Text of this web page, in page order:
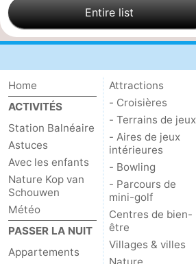
manger
Pratiques
Forum
Route
-
Stationnement
Adresses
Médicales
Région
Hollande-
Méridionale
-
Leiden
Bollenstreek
Entire list
Home
ACTIVITÉS
Station Balnéaire
Astuces
Avec les enfants
Nature Kop van
Schouwen
Météo
PASSER LA NUIT
Appartements
Attractions
- Croisières
- Terrains de jeux
- Aires de jeux
intérieures
- Bowling
- Parcours de
mini-golf
Centres de bien-
être
Villages & villes
Nature